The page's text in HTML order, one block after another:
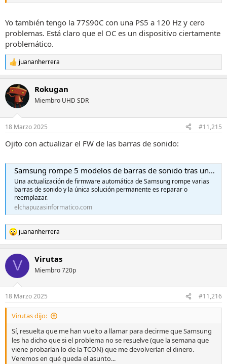
Yo también tengo la 77S90C con una PS5 a 120 Hz y cero
problemas. Está claro que el OC es un dispositivo ciertamente
problemático.
R
e
c
c
i
e
:
juananherrera
Rokugan
Miembro UHD SDR
18 Marzo 2025 #11,215
Ojito con actualizar el FW de las barras de sonido:
Samsung rompe 5 modelos de barras de sonido tras una actualización de firmware y solo ofrece como solución la reparación o reemplazo
Una actualización de firmware automática de Samsung rompe varias
barras de sonido y la única solución permanente es reparar o
reemplazar.
elchapuzasinformatico.com
R
e
c
i
e
s
juananherrera
V Virutas
Miembro 720p
18 Marzo 2025 #11,216
Virutas dijo:
Sí, resuelta que me han vuelto a llamar para decirme que Samsung
les ha dicho que si el problema no se resuelve (que la semana que
viene probarían lo de la TCON) que me devolverían el dinero.
Veremos en qué queda el asunto...